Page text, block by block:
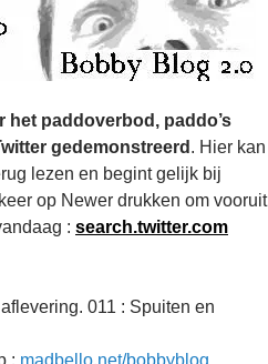
het paddoverbod, paddo’s
gedemonstreerd . Hier kan
lezen en begint gelijk bij
op Newer drukken om vooruit
: search.twitter.com
011 : Spuiten en
: madbello.net/bobbyblog